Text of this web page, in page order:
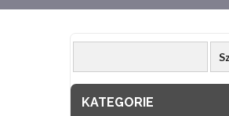
KATEGORIE